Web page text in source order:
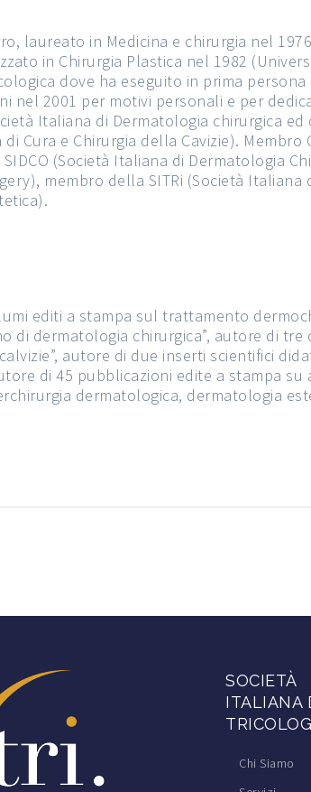
laureato in Medicina e chirurgia nel
in Chirurgia Plastica nel 1982
dove ha eseguito in prima
nel 2001 per motivi personali e per
Italiana di Dermatologia chirurgica
di Cura e Chirurgia della Cavizie).
(Società Italiana di Dermatologia
membro della SITRi (Società
editi a stampa sul trattamento
di dermatologia chirurgica”, autore di
autore di due inserti scientifici
di 45 pubblicazioni edite a stampa
dermatologica, dermatologia
SOCIETÀ
ITALIANA
Chi Siamo